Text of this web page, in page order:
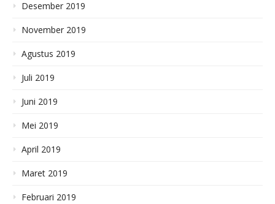
Desember 2019
November 2019
Agustus 2019
Juli 2019
Juni 2019
Mei 2019
April 2019
Maret 2019
Februari 2019